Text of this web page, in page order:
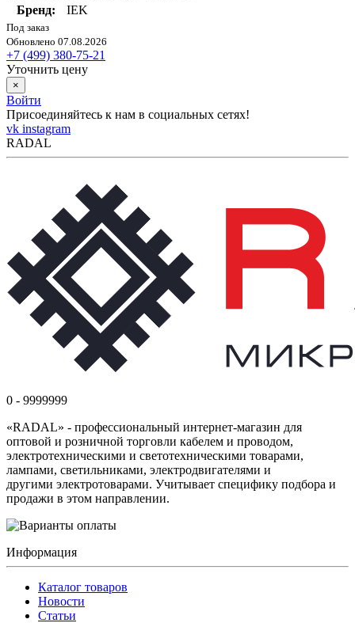
Бренд:
IEK
Под заказ
Обновлено 07.08.2026
+7 (499) 380-75-21
Уточнить цену
×
Войти
Присоединяйтесь к нам в социальных сетях!
vk instagram
RADAL
0 - 9999999
«RADAL» - профессиональный интернет-магазин для
оптовой и розничной торговли кабелем и проводом,
электротехническими и светотехническими товарами,
лампами, светильниками, электродвигателями и
другими электротоварами. Учитывает специфику подбора и
продажи в этом направлении.
Информация
Каталог товаров
Новости
Статьи